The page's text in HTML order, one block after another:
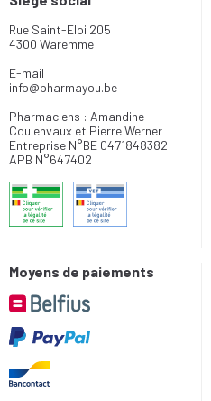
Rue Saint-Eloi 205
4300 Waremme
E-mail
info@pharmayou.be
Pharmaciens : Amandine
Coulenvaux et Pierre Werner
Entreprise N°BE 0471848382
APB N°647402
Moyens de paiements